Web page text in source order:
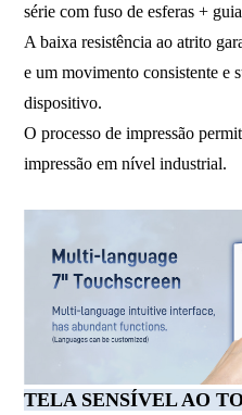
série com fuso de esferas +
A baixa resistência ao atrito
e um movimento consistente e
dispositivo.
O processo de impressão
impressão em nível industrial.
TELA SENSÍVEL AO